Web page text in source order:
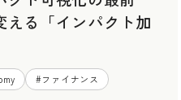
る「インパクト加
#ファイナンス